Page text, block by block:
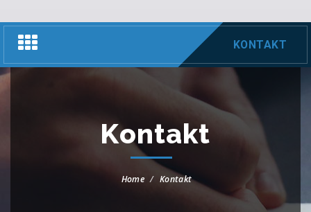
Toggle
navigation
KONTAKT
Kontakt
Home Kontakt